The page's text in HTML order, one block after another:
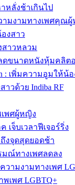
าหลั่งช้าเกินไป
ความงามทางเพศคุณ
งสาว
สาวหลวม
ลดขนาดหนังหุ้มคลิ
: เพิ่มความอูมให้น้
าวด้วย Indiba RF
เพศผู้หญิง
เจ็บเวลาฟีเจอร์ริ่ง
ถึงจุดสุดยอดช้า
มณ์ทางเพศลดลง
ความงามทางเพศ
พเพศ LGBTQ+